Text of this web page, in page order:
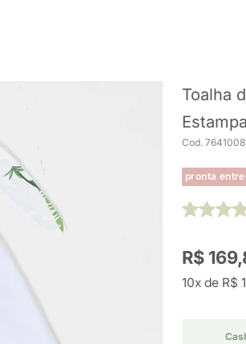
Toalha
Cod.
pronta
R$
10x de R$